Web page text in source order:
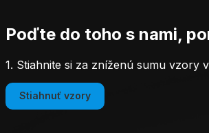
Poďte do toho s nami,
1. Stiahnite si za zníženú sumu vzory
Stiahnuť vzory